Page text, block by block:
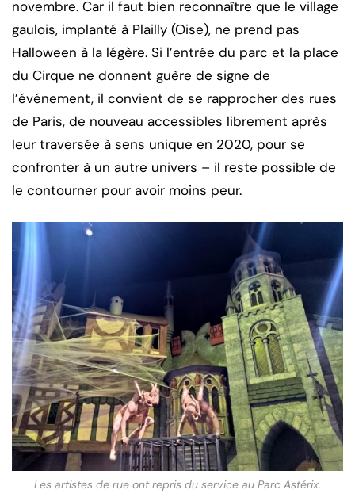
novembre. Car il faut bien reconnaître que le village
gaulois, implanté à Plailly (Oise), ne prend pas
Halloween à la légère. Si l’entrée du parc et la place
du Cirque ne donnent guère de signe de
l’événement, il convient de se rapprocher des rues
de Paris, de nouveau accessibles librement après
leur traversée à sens unique en 2020, pour se
confronter à un autre univers – il reste possible de
le contourner pour avoir moins peur.
Les artistes de rue ont repris du service au Parc Astérix.